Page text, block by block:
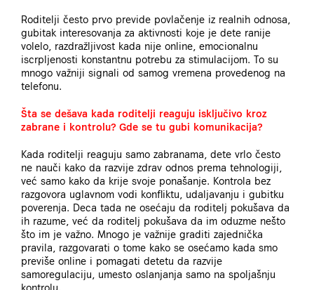
Roditelji često prvo previde povlačenje iz realnih odnosa,
gubitak interesovanja za aktivnosti koje je dete ranije
volelo, razdražljivost kada nije online, emocionalnu
iscrpljenosti konstantnu potrebu za stimulacijom. To su
mnogo važniji signali od samog vremena provedenog na
telefonu.
Šta se dešava kada roditelji reaguju isključivo kroz
zabrane i kontrolu? Gde se tu gubi komunikacija?
Kada roditelji reaguju samo zabranama, dete vrlo često
ne nauči kako da razvije zdrav odnos prema tehnologiji,
već samo kako da krije svoje ponašanje. Kontrola bez
razgovora uglavnom vodi konfliktu, udaljavanju i gubitku
poverenja. Deca tada ne osećaju da roditelj pokušava da
ih razume, već da roditelj pokušava da im oduzme nešto
što im je važno. Mnogo je važnije graditi zajednička
pravila, razgovarati o tome kako se osećamo kada smo
previše online i pomagati detetu da razvije
samoregulaciju, umesto oslanjanja samo na spoljašnju